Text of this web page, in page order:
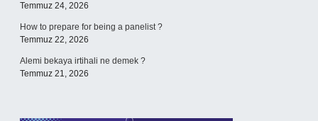
Temmuz 24, 2026
How to prepare for being a panelist ?
Temmuz 22, 2026
Alemi bekaya irtihali ne demek ?
Temmuz 21, 2026